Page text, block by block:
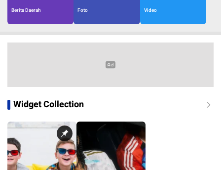
Berita Daerah Foto Video
Widget Collection